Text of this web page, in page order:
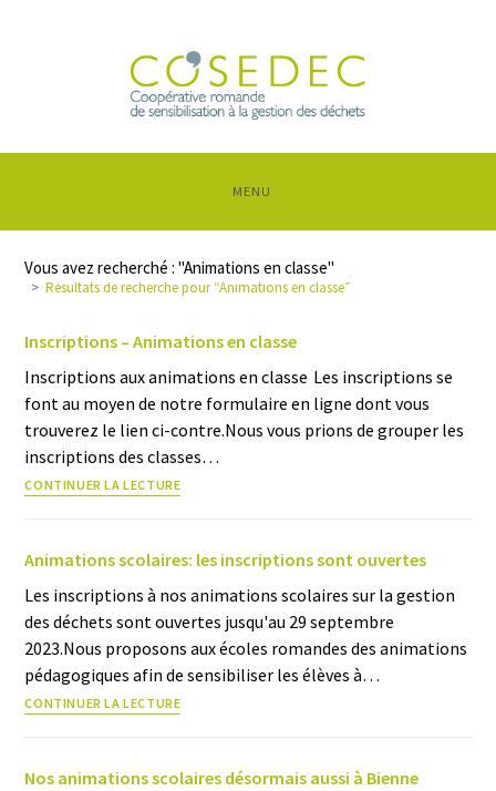
MENU
Vous avez recherché : "Animations en classe"
> Résultats de recherche pour“Animations en classe”
Inscriptions – Animations en classe
Inscriptions aux animations en classe Les inscriptions se
font au moyen de notre formulaire en ligne dont vous
trouverez le lien ci-contre.Nous vous prions de grouper les
inscriptions des classes…
CONTINUER LA LECTURE
Animations scolaires: les inscriptions sont ouvertes
Les inscriptions à nos animations scolaires sur la gestion
des déchets sont ouvertes jusqu'au 29 septembre
2023.Nous proposons aux écoles romandes des animations
pédagogiques afin de sensibiliser les élèves à…
CONTINUER LA LECTURE
Nos animations scolaires désormais aussi à Bienne